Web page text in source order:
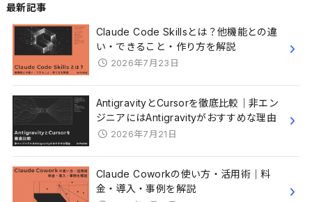
最新記事
Claude Code Skillsとは？他機能との違
い・できること・作り方を解説
2026年7月23日
AntigravityとCursorを徹底比較｜非エン
ジニアにはAntigravityがおすすめな理由
2026年7月21日
Claude Coworkの使い方・活用術｜料
金・導入・事例を解説